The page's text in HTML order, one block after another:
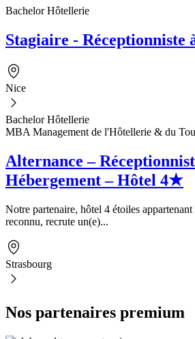
Bachelor Hôtellerie
Stagiaire - Réceptionniste
Nice
Bachelor Hôtellerie
MBA Management de l'Hôtellerie & du
Alternance –
Hébergement – Hôtel 4★
Notre partenaire, hôtel 4 étoiles
reconnu, recrute un(e)...
Strasbourg
Nos partenaires premium